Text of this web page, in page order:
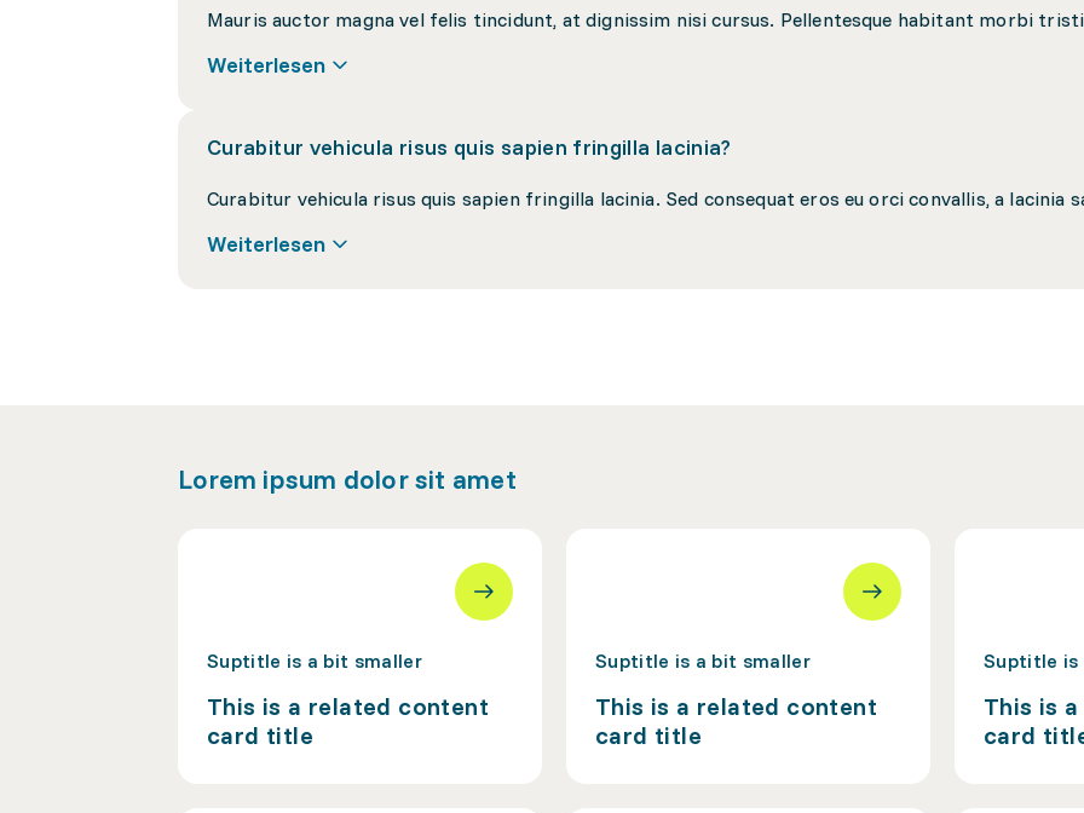
Weiterlesen
Curabitur vehicula risus quis sapien fringilla lacinia?
Weiterlesen
Lorem ipsum dolor sit amet
Suptitle is a bit smaller
This is a related content
card title
Suptitle is a bit smaller
This is a related content
card title
Suptitle is
This is
card